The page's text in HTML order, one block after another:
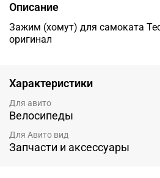
Описание
Зажим (хомут) для самоката
оригинал
Характеристики
Для авито
Велосипеды
Для Авито вид
Запчасти и аксессуары